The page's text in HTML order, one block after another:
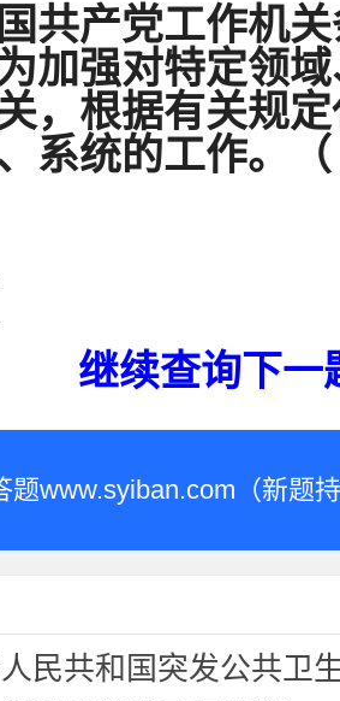
共产党工作机
加强对特定领
，根据有关规
系统的工作。
继续查询下一
题www.syiban.com（新题
共卫生事件应对法》，突发公共卫生事件应对工作遵